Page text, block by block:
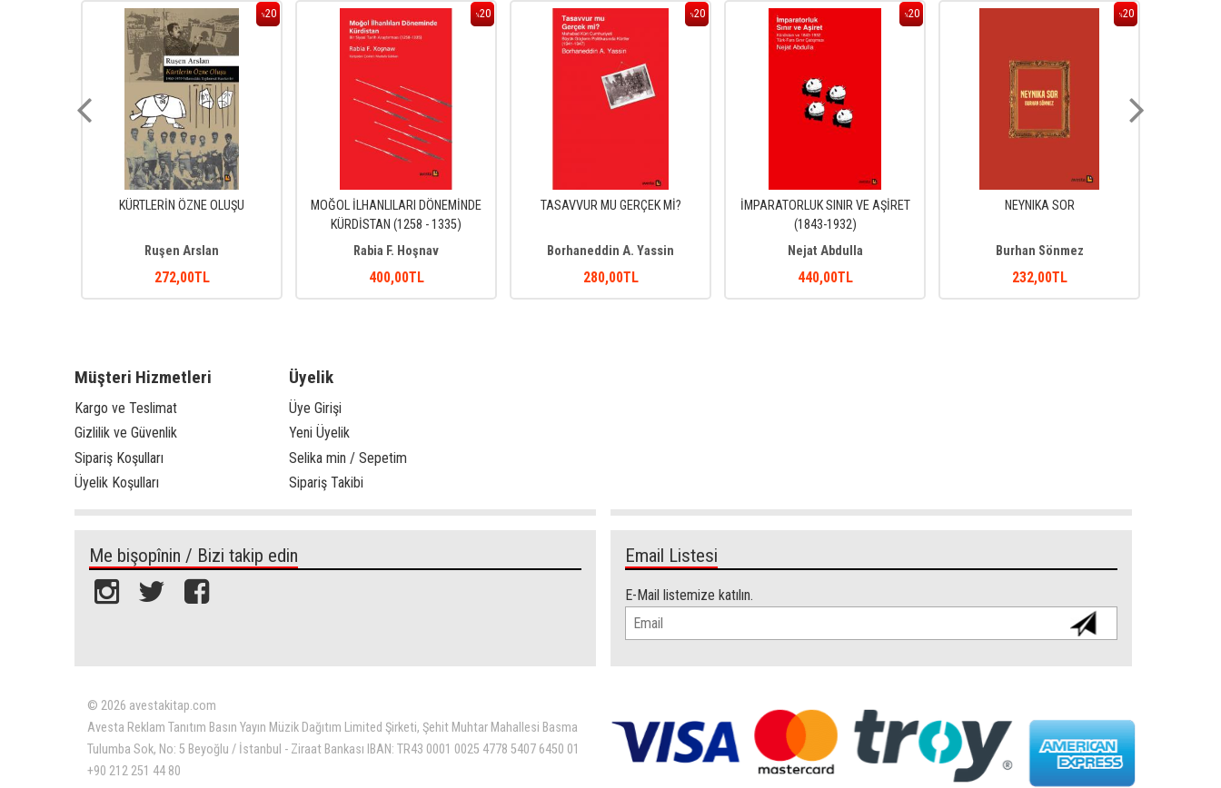
%20
KÜRTLERİN ÖZNE OLUŞU
Ruşen Arslan
272,00TL
%20
MOĞOL İLHANLILARI DÖNEMİNDE
KÜRDİSTAN (1258 - 1335)
Rabia F. Hoşnav
400,00TL
%20
TASAVVUR MU GERÇEK Mİ?
Borhaneddin A. Yassin
280,00TL
%20
İMPARATORLUK SINIR VE AŞİRET
(1843-1932)
Nejat Abdulla
440,00TL
%20
NEYNIKA SOR
Burhan Sönmez
232,00TL
Müşteri Hizmetleri
Kargo ve Teslimat
Gizlilik ve Güvenlik
Sipariş Koşulları
Üyelik Koşulları
Üyelik
Üye Girişi
Yeni Üyelik
Selika min / Sepetim
Sipariş Takibi
Me bişopînin / Bizi takip edin Email Listesi
E-Mail listemize katılın.
© 2026 avestakitap.com
Avesta Reklam Tanıtım Basın Yayın Müzik Dağıtım Limited Şirketi, Şehit Muhtar Mahallesi Basma
Tulumba Sok, No: 5 Beyoğlu / İstanbul - Ziraat Bankası IBAN: TR43 0001 0025 4778 5407 6450 01
+90 212 251 44 80